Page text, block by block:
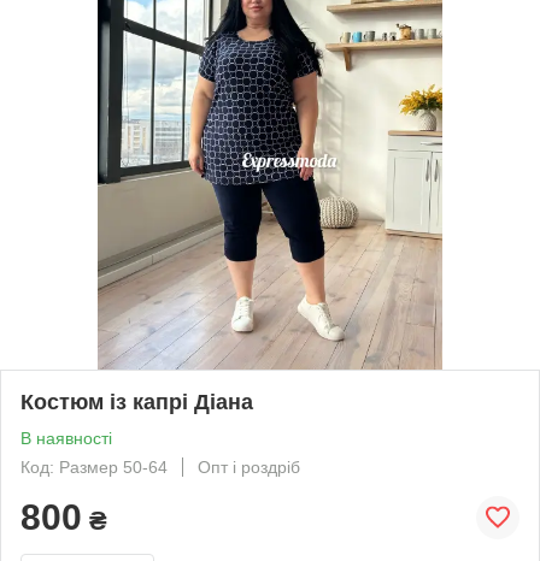
Костюм із капрі Діана
В наявності
Код: Размер 50-64
Опт і роздріб
800 ₴